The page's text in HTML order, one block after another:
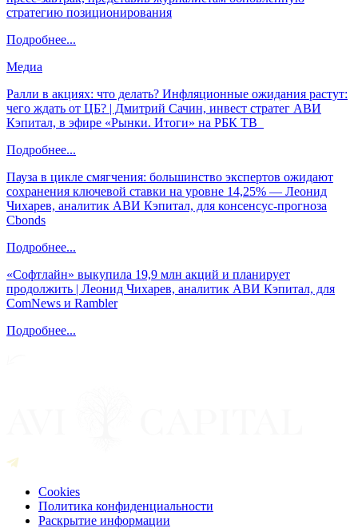
стратегию позиционирования
Подробнее...
Медиа
Ралли в акциях: что делать? Инфляционные ожидания растут:
чего ждать от ЦБ? | Дмитрий Сачин, инвест стратег АВИ
Кэпитал, в эфире «Рынки. Итоги» на РБК ТВ
Подробнее...
Пауза в цикле смягчения: большинство экспертов ожидают
сохранения ключевой ставки на уровне 14,25% — Леонид
Чихарев, аналитик АВИ Кэпитал, для консенсус-прогноза
Cbonds
Подробнее...
«Софтлайн» выкупила 19,9 млн акций и планирует
продолжить | Леонид Чихарев, аналитик АВИ Кэпитал, для
ComNews и Rambler
Подробнее...
Cookies
Политика конфиденциальности
Раскрытие информации